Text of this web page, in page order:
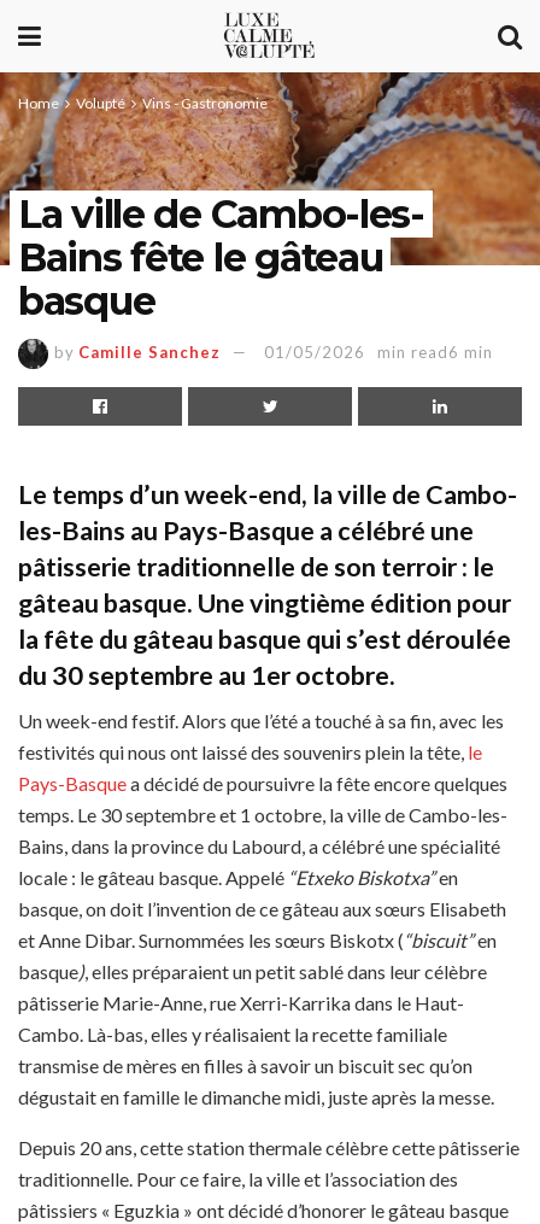
Home Volupté Vins - Gastronomie
La ville de Cambo-les-
Bains fête le gâteau
basque
by Camille Sanchez 01/05/2026 min read6 min
Le temps d’un week-end, la ville de Cambo-
les-Bains au Pays-Basque a célébré une
pâtisserie traditionnelle de son terroir : le
gâteau basque. Une vingtième édition pour
la fête du gâteau basque qui s’est déroulée
du 30 septembre au 1er octobre.
Un week-end festif. Alors que l’été a touché à sa fin, avec les
festivités qui nous ont laissé des souvenirs plein la tête, le
Pays-Basquea décidé de poursuivre la fête encore quelques
temps. Le 30 septembre et 1 octobre, la ville de Cambo-les-
Bains, dans la province du Labourd, a célébré une spécialité
locale : le gâteau basque. Appelé “Etxeko Biskotxa”en
basque, on doit l’invention de ce gâteau aux sœurs Elisabeth
et Anne Dibar. Surnommées les sœurs Biskotx (“biscuit”en
basque), elles préparaient un petit sablé dans leur célèbre
pâtisserie Marie-Anne, rue Xerri-Karrika dans le Haut-
Cambo. Là-bas, elles y réalisaient la recette familiale
transmise de mères en filles à savoir un biscuit sec qu’on
dégustait en famille le dimanche midi, juste après la messe.
Depuis 20 ans, cette station thermale célèbre cette pâtisserie
traditionnelle. Pour ce faire, la ville et l’association des
pâtissiers « Eguzkia » ont décidé d’honorer le gâteau basque